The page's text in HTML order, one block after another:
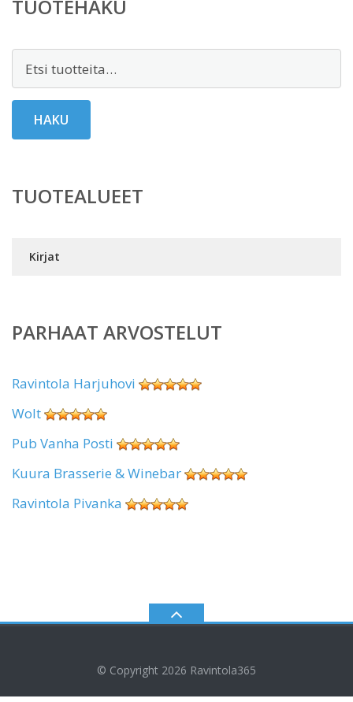
TUOTEHAKU
HAKU
TUOTEALUEET
Kirjat
PARHAAT ARVOSTELUT
Ravintola Harjuhovi
Wolt
Pub Vanha Posti
Kuura Brasserie & Winebar
Ravintola Pivanka
© Copyright 2026 Ravintola365